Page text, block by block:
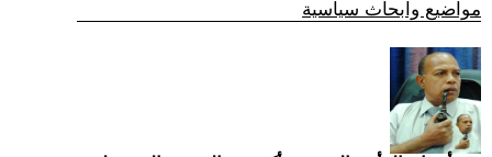
مواضيع وابحاث سياسية